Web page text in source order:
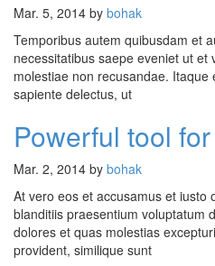
Mar. 5, 2014 by bohak
Temporibus autem quibusdam et
necessitatibus saepe eveniet ut
molestiae non recusandae.
sapiente delectus, ut
Powerful tool
Mar. 2, 2014 by bohak
At vero eos et accusamus et iusto
blanditiis praesentium voluptatum
dolores et quas molestias
provident, similique sunt